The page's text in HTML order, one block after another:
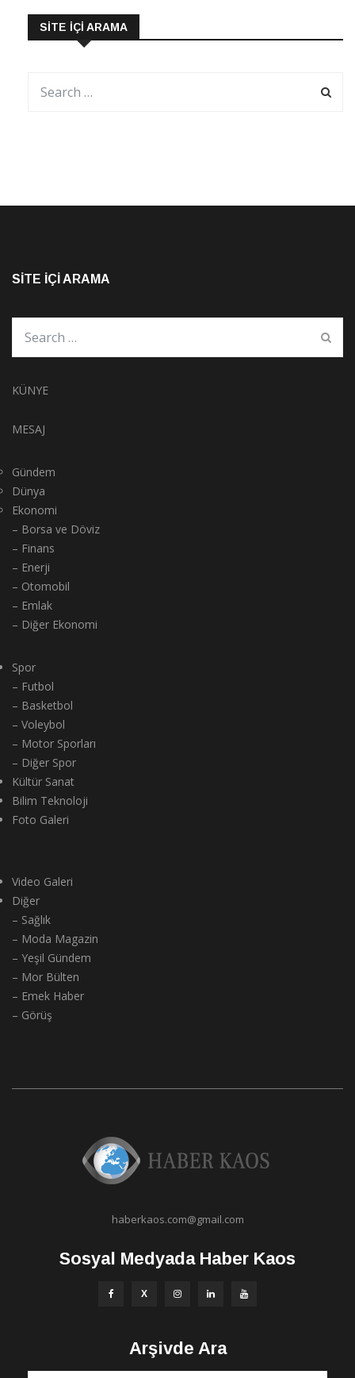
SITE İÇI ARAMA
SITE İÇI ARAMA
KÜNYE
MESAJ
Gündem
Dünya
Ekonomi
– Borsa ve Döviz
– Finans
– Enerji
– Otomobil
– Emlak
– Diğer Ekonomi
Spor
– Futbol
– Basketbol
– Voleybol
– Motor Sporları
– Diğer Spor
Kültür Sanat
Bilim Teknoloji
Foto Galeri
Video Galeri
Diğer
– Sağlık
– Moda Magazin
– Yeşil Gündem
– Mor Bülten
– Emek Haber
– Görüş
haberkaos.com@gmail.com
Sosyal Medyada Haber Kaos
Arşivde Ara